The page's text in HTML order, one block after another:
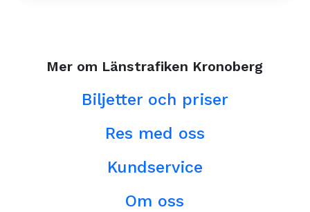
Mer om Länstrafiken Kronoberg
Biljetter och priser
Res med oss
Kundservice
Om oss